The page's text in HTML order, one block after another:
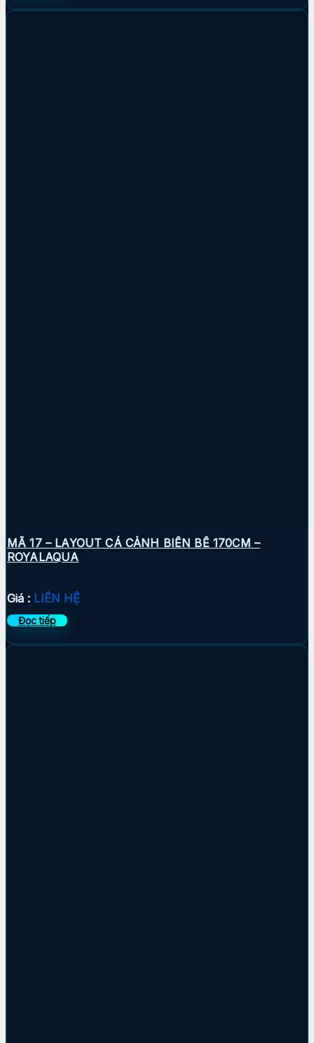
MÃ 17 – LAYOUT CÁ CẢNH BIỂN BỂ 170CM –
ROYALAQUA
Giá : LIÊN HỆ
Đọc tiếp